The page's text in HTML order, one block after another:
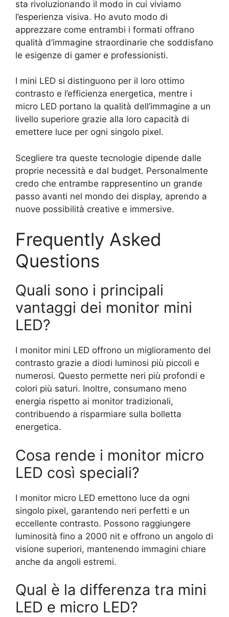
sta rivoluzionando il modo in cui viviamo
l’esperienza visiva. Ho avuto modo di
apprezzare come entrambi i formati offrano
qualità d’immagine straordinarie che soddisfano
le esigenze di gamer e professionisti.
I mini LED si distinguono per il loro ottimo
contrasto e l’efficienza energetica, mentre i
micro LED portano la qualità dell’immagine a un
livello superiore grazie alla loro capacità di
emettere luce per ogni singolo pixel.
Scegliere tra queste tecnologie dipende dalle
proprie necessità e dal budget. Personalmente
credo che entrambe rappresentino un grande
passo avanti nel mondo dei display, aprendo a
nuove possibilità creative e immersive.
Frequently Asked
Questions
Quali sono i principali
vantaggi dei monitor mini
LED?
I monitor mini LED offrono un miglioramento del
contrasto grazie a diodi luminosi più piccoli e
numerosi. Questo permette neri più profondi e
colori più saturi. Inoltre, consumano meno
energia rispetto ai monitor tradizionali,
contribuendo a risparmiare sulla bolletta
energetica.
Cosa rende i monitor micro
LED così speciali?
I monitor micro LED emettono luce da ogni
singolo pixel, garantendo neri perfetti e un
eccellente contrasto. Possono raggiungere
luminosità fino a 2000 nit e offrono un angolo di
visione superiori, mantenendo immagini chiare
anche da angoli estremi.
Qual è la differenza tra mini
LED e micro LED?